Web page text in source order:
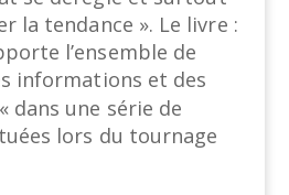
la tendance ». Le livre :
l’ensemble de
informations et des
dans une série de
lors du tournage